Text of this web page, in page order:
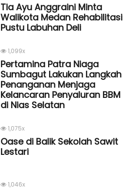
Tia Ayu Anggraini Minta
Walikota Medan Rehabilitasi
Pustu Labuhan Deli
1,099x
Pertamina Patra Niaga
Sumbagut Lakukan Langkah
Penanganan Menjaga
Kelancaran Penyaluran BBM
di Nias Selatan
1,075x
Oase di Balik Sekolah Sawit
Lestari
1,046x